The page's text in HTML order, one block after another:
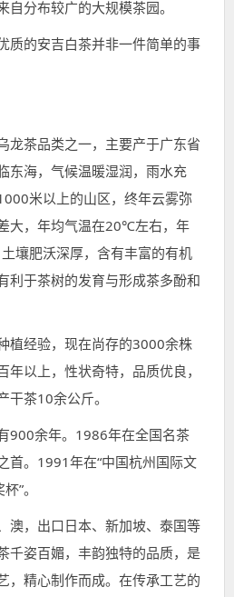
自分布较广的大规模茶园。
质的安吉白茶并非一件简单的事
龙茶品类之一，主要产于广东省
东海，气候温暖湿润，雨水充
米以上的山区，终年云雾弥
大，年均气温在20℃左右，年
壤肥沃深厚，含有丰富的有机
利于茶树的发育与形成茶多酚和
植经验，现在尚存的3000余株
以上，性状奇特，品质优良，
干茶10余公斤。
900余年。1986年在全国名茶
首。1991年在“中国杭州国际文
”。
澳，出口日本、新加坡、泰国等
千姿百媚，丰韵独特的品质，是
，精心制作而成。在传承工艺的